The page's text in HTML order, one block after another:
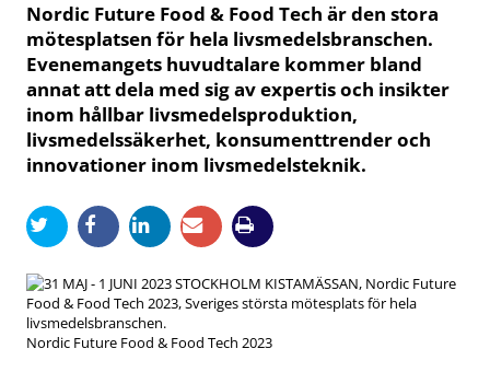
Nordic Future Food & Food Tech är den stora
mötesplatsen för hela livsmedelsbranschen.
Evenemangets huvudtalare kommer bland
annat att dela med sig av expertis och insikter
inom hållbar livsmedelsproduktion,
livsmedelssäkerhet, konsumenttrender och
innovationer inom livsmedelsteknik.
Nordic Future Food & Food Tech 2023